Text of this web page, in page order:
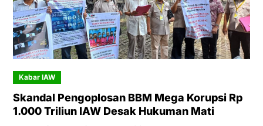
Kabar IAW
Skandal Pengoplosan BBM Mega Korupsi Rp
1.000 Triliun IAW Desak Hukuman Mati